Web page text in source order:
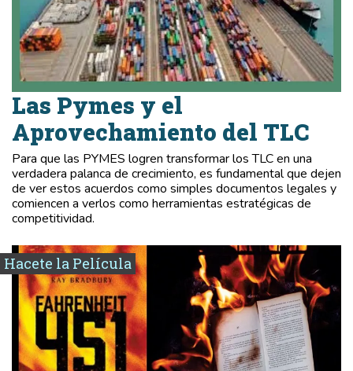
Las Pymes y el
Aprovechamiento del TLC
Para que las PYMES logren transformar los TLC en una
verdadera palanca de crecimiento, es fundamental que dejen
de ver estos acuerdos como simples documentos legales y
comiencen a verlos como herramientas estratégicas de
competitividad.
Hacete la Película